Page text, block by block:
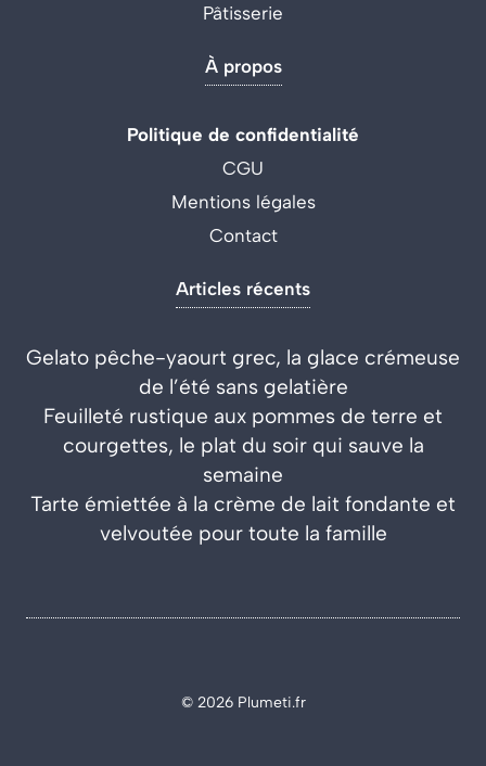
Pâtisserie
À propos
Politique de confidentialité
CGU
Mentions légales
Contact
Articles récents
Gelato pêche-yaourt grec, la glace crémeuse
de l’été sans gelatière
Feuilleté rustique aux pommes de terre et
courgettes, le plat du soir qui sauve la
semaine
Tarte émiettée à la crème de lait fondante et
velvoutée pour toute la famille
© 2026 Plumeti.fr